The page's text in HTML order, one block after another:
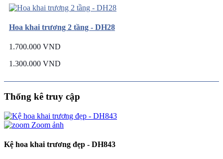
Hoa khai trương 2 tầng - DH28
1.700.000 VND
1.300.000 VND
Thống kê truy cập
Zoom ảnh
Kệ hoa khai trương đẹp - DH843